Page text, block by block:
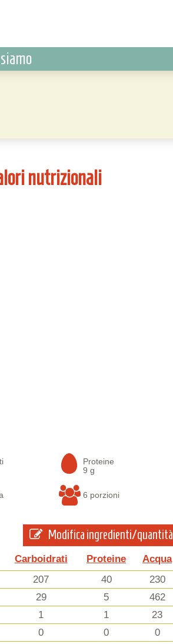
nutrizionali
Proteine
9 g
6 porzioni
Modifica ingredienti/quantità
Carboidrati Proteine
Acqua
207 40
230
29 5
462
1 1
23
0 0
0